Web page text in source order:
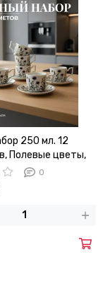
250 мл. 12
Полевые цветы,
0